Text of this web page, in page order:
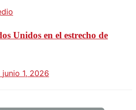
Unidos en el estrecho de
junio 1, 2026